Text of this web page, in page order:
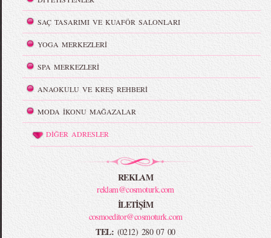
SAÇ TASARIMI VE KUAFÖR SALONLARI
YOGA MERKEZLERİ
SPA MERKEZLERİ
ANAOKULU VE KREŞ REHBERİ
MODA İKONU MAĞAZALAR
DİĞER ADRESLER
REKLAM
reklam@cosmoturk.com
İLETİŞİM
cosmoeditor@cosmoturk.com
TEL: (0212) 280 07 00